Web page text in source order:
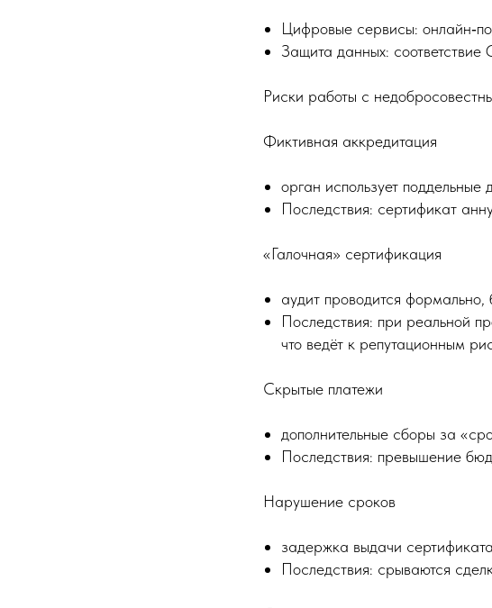
Цифровые сервисы:
Защита данных:
Риски работы с
Фиктивная аккредитация
орган использует
Последствия: сертификат
«Галочная» сертификация
аудит проводится
Последствия: при реальной
что ведёт к репутационным
Скрытые платежи
дополнительные сборы за
Последствия: превышение
Нарушение сроков
задержка выдачи
Последствия: срываются